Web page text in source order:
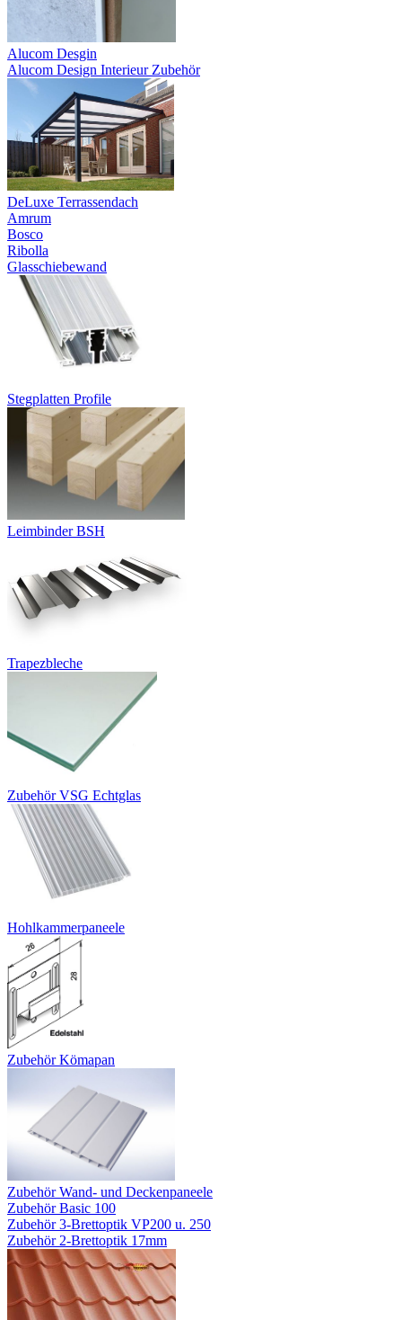
Alucom Desgin
Alucom Design Interieur Zubehör
DeLuxe Terrassendach
Amrum
Bosco
Ribolla
Glasschiebewand
Stegplatten Profile
Leimbinder BSH
Trapezbleche
Zubehör VSG Echtglas
Hohlkammerpaneele
Zubehör Kömapan
Zubehör Wand- und Deckenpaneele
Zubehör Basic 100
Zubehör 3-Brettoptik VP200 u. 250
Zubehör 2-Brettoptik 17mm